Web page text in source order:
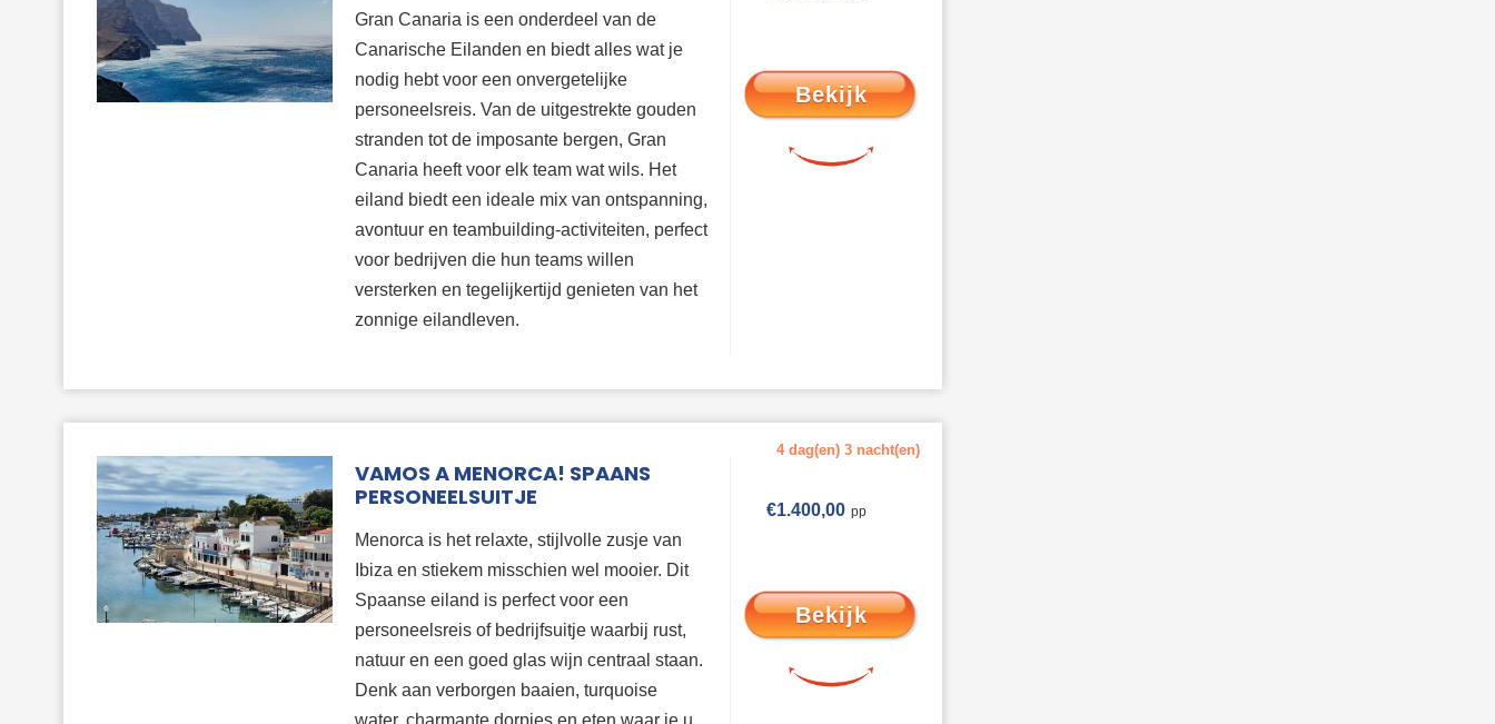
Gran Canaria is een onderdeel van de
Canarische Eilanden en biedt alles wat je
nodig hebt voor een onvergetelijke
personeelsreis. Van de uitgestrekte gouden
stranden tot de imposante bergen, Gran
Canaria heeft voor elk team wat wils. Het
eiland biedt een ideale mix van ontspanning,
avontuur en teambuilding-activiteiten, perfect
voor bedrijven die hun teams willen
versterken en tegelijkertijd genieten van het
zonnige eilandleven.
Bekijk
VAMOS A MENORCA! SPAANS
PERSONEELSUITJE
Menorca is het relaxte, stijlvolle zusje van
Ibiza en stiekem misschien wel mooier. Dit
Spaanse eiland is perfect voor een
personeelsreis of bedrijfsuitje waarbij rust,
natuur en een goed glas wijn centraal staan.
Denk aan verborgen baaien, turquoise
water, charmante dorpjes en eten waar je u
4 dag(en) 3 nacht(en)
€1.400,00
Bekijk